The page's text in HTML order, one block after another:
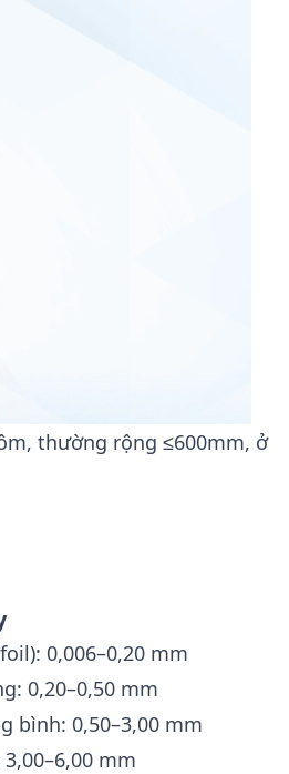
thường rộng ≤600mm, ở
0,006–0,20 mm
0,20–0,50 mm
bình: 0,50–3,00 mm
mm